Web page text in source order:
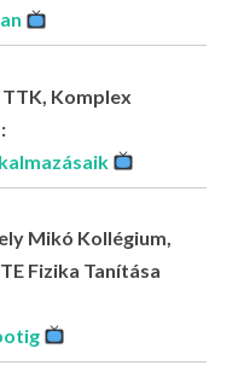
TTK, Komplex
Mikó Kollégium,
Fizika Tanítása